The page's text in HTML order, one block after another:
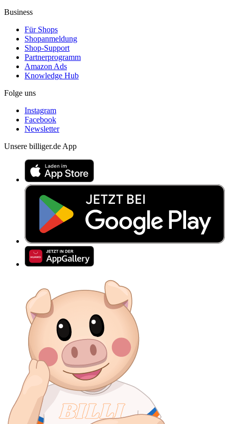
Business
Für Shops
Shopanmeldung
Shop-Support
Partnerprogramm
Amazon Ads
Knowledge Hub
Folge uns
Instagram
Facebook
Newsletter
Unsere billiger.de App